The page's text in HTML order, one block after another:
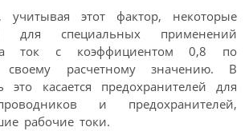
учитывая этот фактор, некоторые
для специальных применений
ток с коэффициентом 0,8 по
расчетному значению. В
это касается предохранителей для
и предохранителей,
рабочие токи.